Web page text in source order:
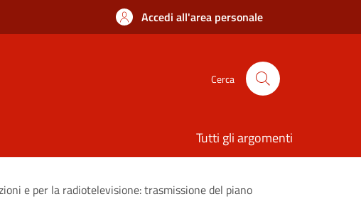
Accedi all'area personale
Cerca
Tutti gli argomenti
e per la radiotelevisione: trasmissione del piano